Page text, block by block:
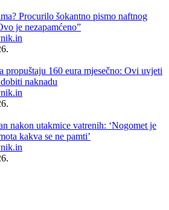
Procurilo šokantno pismo naftnog
je nezapamćeno”
propuštaju 160 eura mjesečno: Ovi uvjeti
naknadu
nakon utakmice vatrenih: ‘Nogomet je
kakva se ne pamti’